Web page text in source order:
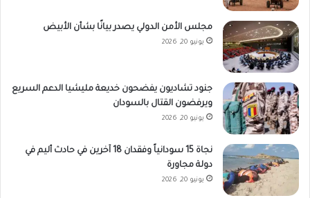
مجلس الأمن الدولي يصدر بيانًا بشأن الأبيض
يونيو 20, 2026
جنود تشاديون يفضحون خديعة مليشيا الدعم السريع
ويرفضون القتال بالسودان
يونيو 20, 2026
نجاة 15 سودانياً وفقدان 18 آخرين في حادث أليم في
دولة مجاورة
يونيو 20, 2026